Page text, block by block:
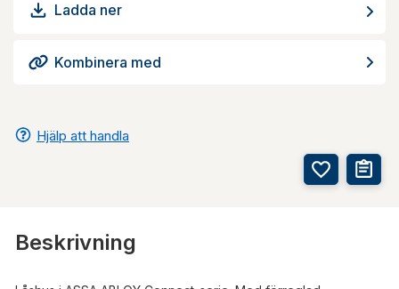
Ladda ner
Kombinera med
Hjälp att handla
Beskrivning